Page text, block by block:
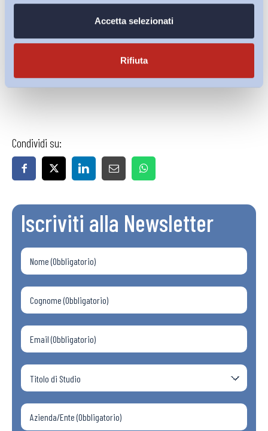
Accetta selezionati
Rifiuta
Scarica il pdf
Condividi su:
Iscriviti alla Newsletter